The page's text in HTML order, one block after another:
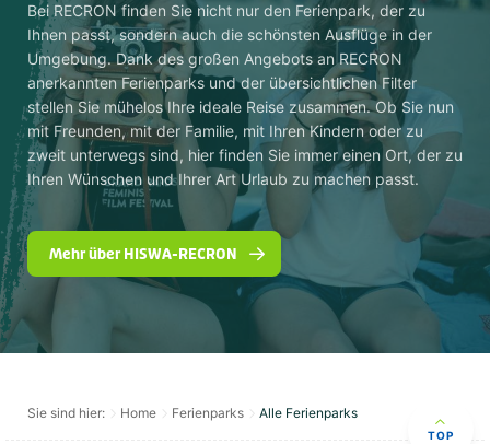
Bei RECRON finden Sie nicht nur den Ferienpark, der zu
Ihnen passt, sondern auch die schönsten Ausflüge in der
Umgebung. Dank des großen Angebots an RECRON
anerkannten Ferienparks und der übersichtlichen Filter
stellen Sie mühelos Ihre ideale Reise zusammen. Ob Sie nun
mit Freunden, mit der Familie, mit Ihren Kindern oder zu
zweit unterwegs sind, hier finden Sie immer einen Ort, der zu
Ihren Wünschen und Ihrer Art Urlaub zu machen passt.
Mehr über HISWA-RECRON
Sie sind hier: Home Ferienparks Alle Ferienparks
TOP